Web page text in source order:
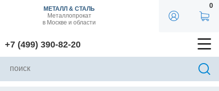
МЕТАЛЛ & СТАЛЬ
Металлопрокат
в Москве и области
+7 (499) 390-82-20
0